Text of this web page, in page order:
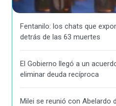
Fentanilo: los chats que
detrás de las 63 muertes
El Gobierno llegó a un
eliminar deuda recíproca
Milei se reunió con Abelardo